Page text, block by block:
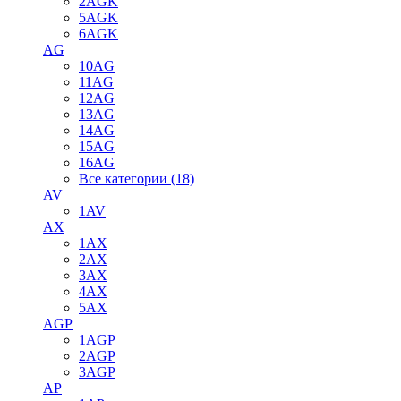
5AGK
6AGK
AG
10AG
11AG
12AG
13AG
14AG
15AG
16AG
Все категории (18)
AV
1AV
AX
1AX
2AX
3AX
4AX
5AX
AGP
1AGP
2AGP
3AGP
AP